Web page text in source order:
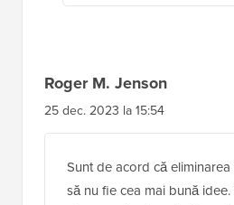
Roger M. Jenson
25 dec. 2023 la 15:54
Sunt de acord că
să nu fie cea mai bună